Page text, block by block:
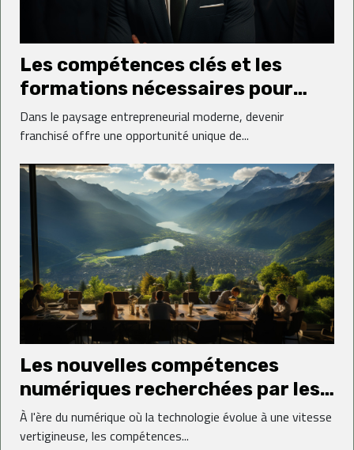
Les compétences clés et les
formations nécessaires pour
exceller en tant que franchisé
Dans le paysage entrepreneurial moderne, devenir
franchisé offre une opportunité unique de...
Les nouvelles compétences
numériques recherchées par les
entreprises en Haute-Savoie
À l'ère du numérique où la technologie évolue à une vitesse
vertigineuse, les compétences...